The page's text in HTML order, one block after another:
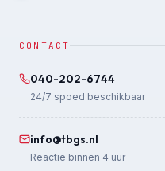
CONTACT
040-202-6744
24/7 spoed beschikbaar
info@tbgs.nl
Reactie binnen 4 uur